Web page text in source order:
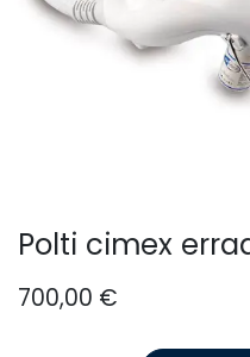
Polti cimex
700,00 €